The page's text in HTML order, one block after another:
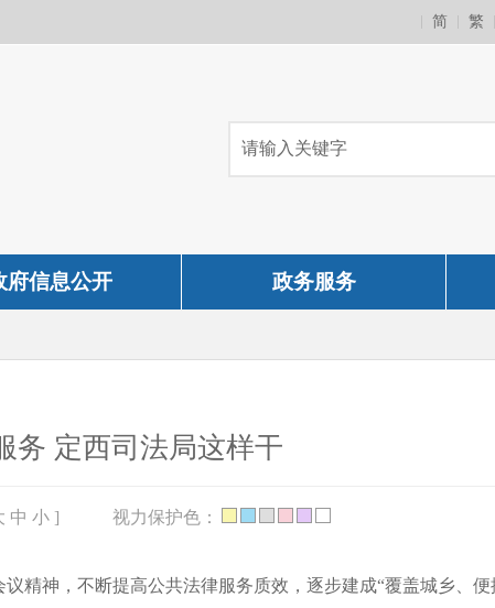
简 繁
府信息公开 政务服务
务 定西司法局这样干
中 小 ] 视力保护色：
精神，不断提高公共法律服务质效，逐步建成“覆盖城乡、